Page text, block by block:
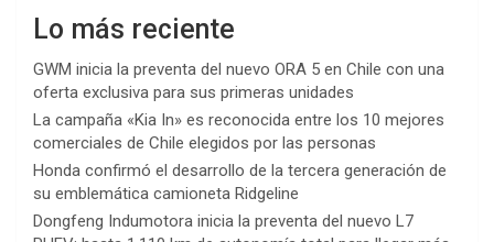
Lo más reciente
GWM inicia la preventa del nuevo ORA 5 en Chile con una
oferta exclusiva para sus primeras unidades
La campaña «Kia In» es reconocida entre los 10 mejores
comerciales de Chile elegidos por las personas
Honda confirmó el desarrollo de la tercera generación de
su emblemática camioneta Ridgeline
Dongfeng Indumotora inicia la preventa del nuevo L7